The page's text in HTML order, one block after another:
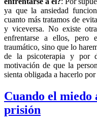
ya que la ansiedad
cuanto más tratamos de
y viceversa. No existe
enfrentarse a ellos, pero
traumático, sino que lo
de la psicoterapia y por
motivación de que la
sienta obligada a hacerlo
Cuando el miedo
prisión